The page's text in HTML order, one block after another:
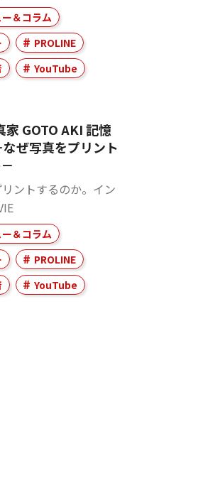
＆コラム
PROLINE
YouTube
家 GOTO AKI 記憶
ぜ写真をプリント
ントするのか。イン
＆コラム
PROLINE
YouTube